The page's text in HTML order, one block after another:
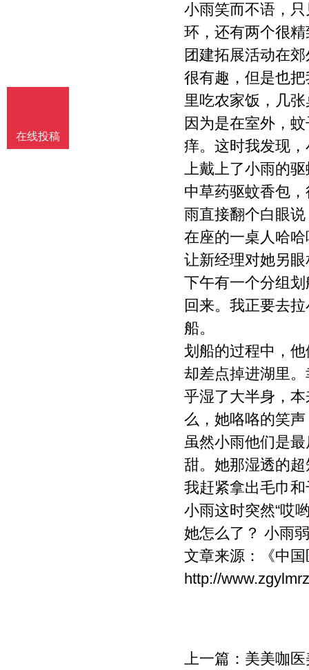
小雨笑而不语，
环，还有两个很
团建拓展活动在
很有趣，但是也
里吃农家饭，几
因为是在室外，
痒。这时我发现
上戴上了小雨的
中草药驱蚊香包
雨直接翻个白眼
在座的一桌人哈
让新经理对她另
下午有一个分组
回来。我正要去
船。
划船的过程中，
却差点掉进湖里
乎湿了大半身，
么，她咯咯的笑
虽然小雨他们是
甜。她那湿透的
我赶紧拿出毛巾
小雨这时突然“哎
她怎么了？ 小雨
文章来源：
《中
http://
上一篇： 美美咖
在线投稿